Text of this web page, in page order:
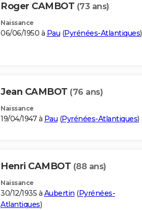
Roger CAMBOT (73 ans)
Naissance
06/06/1950 à Pau (Pyrénées-Atlantiques)
Jean CAMBOT (76 ans)
Naissance
19/04/1947 à Pau (Pyrénées-Atlantiques)
Henri CAMBOT (88 ans)
Naissance
30/12/1935 à Aubertin (Pyrénées-
Atlantiques)